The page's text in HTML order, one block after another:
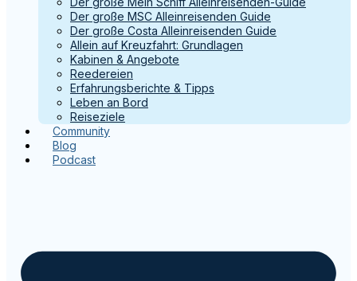
Der große MSC Alleinreisenden Guide
Der große Costa Alleinreisenden Guide
Allein auf Kreuzfahrt: Grundlagen
Kabinen & Angebote
Reedereien
Erfahrungsberichte & Tipps
Leben an Bord
Reiseziele
Community
Blog
Podcast